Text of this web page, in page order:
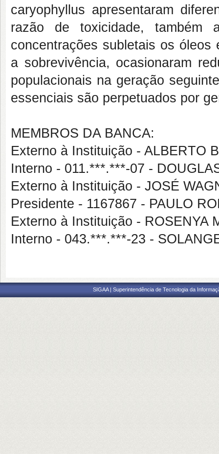
caryophyllus apresentaram
razão de toxicidade, também
concentrações subletais os
a sobrevivência, ocasionaram
populacionais na geração
essenciais são perpetuados por
MEMBROS DA BANCA:
Externo à Instituição - ALBERTO
Interno - 011.***.***-07 -
Externo à Instituição - JOSÉ
Presidente - 1167867 - PAULO
Externo à Instituição - ROSENYA
Interno - 043.***.***-23 -
SIGAA | Superintendência de Tecnologia da